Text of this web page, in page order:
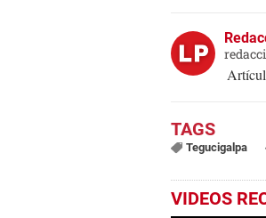
Tegucigalpa
VIDEOS